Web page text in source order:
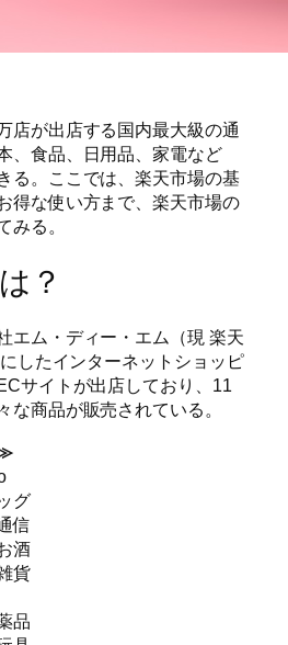
店が出店する国内最大級の通
、食品、日用品、家電など
る。ここでは、楽天市場の基
得な使い方まで、楽天市場の
みる。
？
エム・ディー・エム（現 楽天
したインターネットショッピ
サイトが出店しており、11
な商品が販売されている。
グ
信
酒
貨
品